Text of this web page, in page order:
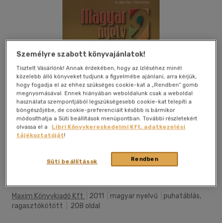
Kívánságlistához adom
Maxim Könyvkiadó Kft 2011 magyar nyelvű
puhatáblás,
ragasztókötött
208 oldal
Személyre szabott könyvajánlatok!
Tisztelt Vásárlónk! Annak érdekében, hogy az ízléséhez minél
közelebb álló könyveket tudjunk a figyelmébe ajánlani, arra kérjük,
hogy fogadja el az ehhez szükséges cookie-kat a „Rendben” gomb
megnyomásával. Ennek hiányában weboldalunk csak a weboldal
használata szempontjából legszükségesebb cookie-kat telepíti a
böngészőjébe, de cookie-preferenciáit később is bármikor
módosíthatja a Süti beállítások menüpontban. További részletekért
olvassa el a
Libri Könyvkereskedelmi Kft. adatkezelési
tájékoztatóját!
Rendben
Süti beállítások